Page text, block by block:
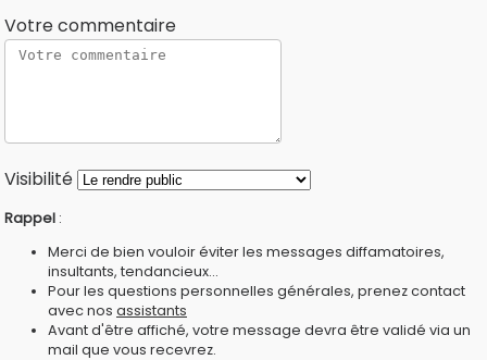
Votre commentaire
Visibilité
Rappel :
Merci de bien vouloir éviter les messages diffamatoires,
insultants, tendancieux...
Pour les questions personnelles générales, prenez contact
avec nos assistants
Avant d'être affiché, votre message devra être validé via un
mail que vous recevrez.